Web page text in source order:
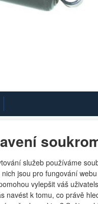
služeb používáme
nich jsou pro fungování
vylepšit váš
navést k tomu, co právě